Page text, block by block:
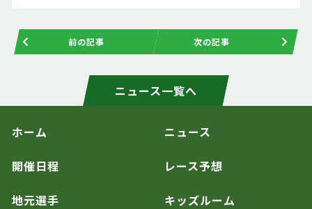
前の記事 次の記事
ニュース一覧へ
ホーム ニュース
開催日程 レース予想
地元選手 キッズルーム